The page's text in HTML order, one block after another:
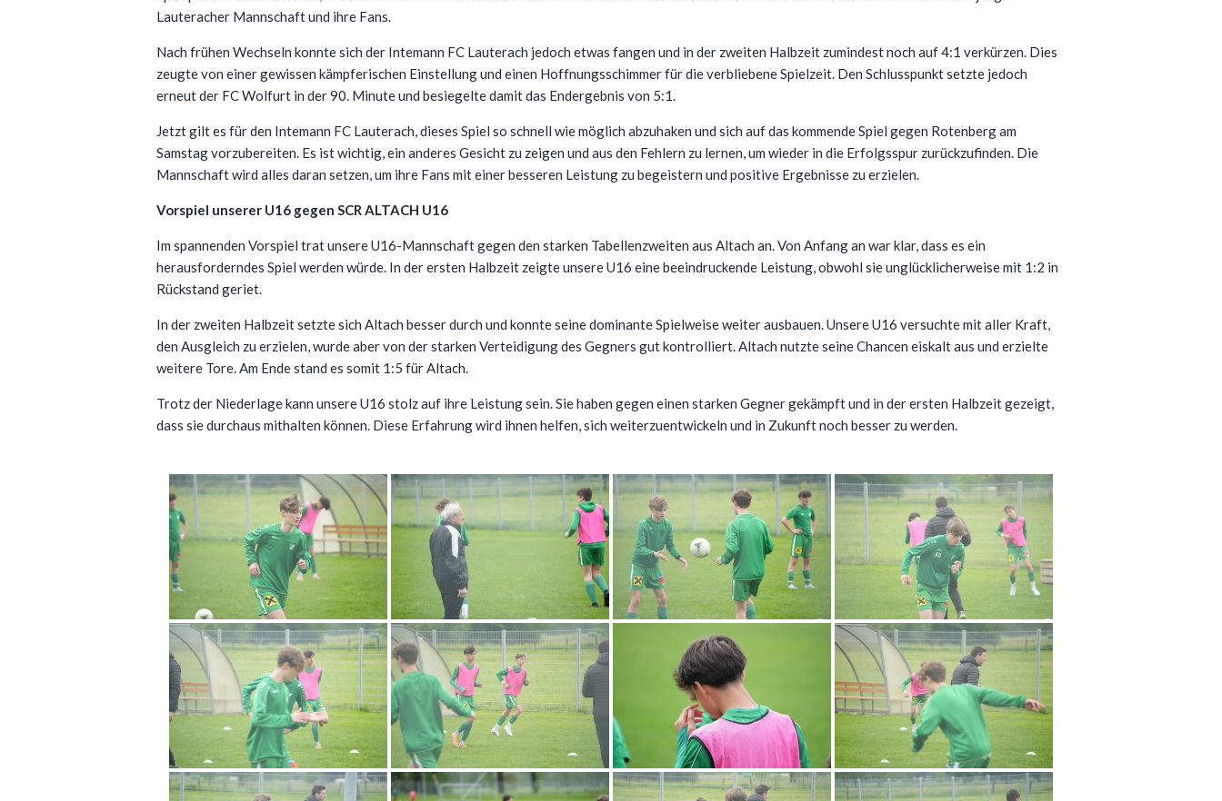
Lauteracher Mannschaft und ihre Fans.
Nach frühen Wechseln konnte sich der Intemann FC Lauterach jedoch etwas fangen und in der zweiten Halbzeit zumindest noch auf 4:1 verkürzen. Dies
zeugte von einer gewissen kämpferischen Einstellung und einen Hoffnungsschimmer für die verbliebene Spielzeit. Den Schlusspunkt setzte jedoch
erneut der FC Wolfurt in der 90. Minute und besiegelte damit das Endergebnis von 5:1.
Jetzt gilt es für den Intemann FC Lauterach, dieses Spiel so schnell wie möglich abzuhaken und sich auf das kommende Spiel gegen Rotenberg am
Samstag vorzubereiten. Es ist wichtig, ein anderes Gesicht zu zeigen und aus den Fehlern zu lernen, um wieder in die Erfolgsspur zurückzufinden. Die
Mannschaft wird alles daran setzen, um ihre Fans mit einer besseren Leistung zu begeistern und positive Ergebnisse zu erzielen.
Vorspiel unserer U16 gegen SCR ALTACH U16
Im spannenden Vorspiel trat unsere U16-Mannschaft gegen den starken Tabellenzweiten aus Altach an. Von Anfang an war klar, dass es ein
herausforderndes Spiel werden würde. In der ersten Halbzeit zeigte unsere U16 eine beeindruckende Leistung, obwohl sie unglücklicherweise mit 1:2 in
Rückstand geriet.
In der zweiten Halbzeit setzte sich Altach besser durch und konnte seine dominante Spielweise weiter ausbauen. Unsere U16 versuchte mit aller Kraft,
den Ausgleich zu erzielen, wurde aber von der starken Verteidigung des Gegners gut kontrolliert. Altach nutzte seine Chancen eiskalt aus und erzielte
weitere Tore. Am Ende stand es somit 1:5 für Altach.
Trotz der Niederlage kann unsere U16 stolz auf ihre Leistung sein. Sie haben gegen einen starken Gegner gekämpft und in der ersten Halbzeit gezeigt,
dass sie durchaus mithalten können. Diese Erfahrung wird ihnen helfen, sich weiterzuentwickeln und in Zukunft noch besser zu werden.